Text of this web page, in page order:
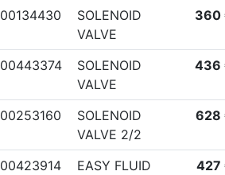
00134430
SOLENOID
VALVE
360
00443374
SOLENOID
VALVE
436
00253160
SOLENOID
VALVE 2/2
628
00423914
EASY FLUID
427